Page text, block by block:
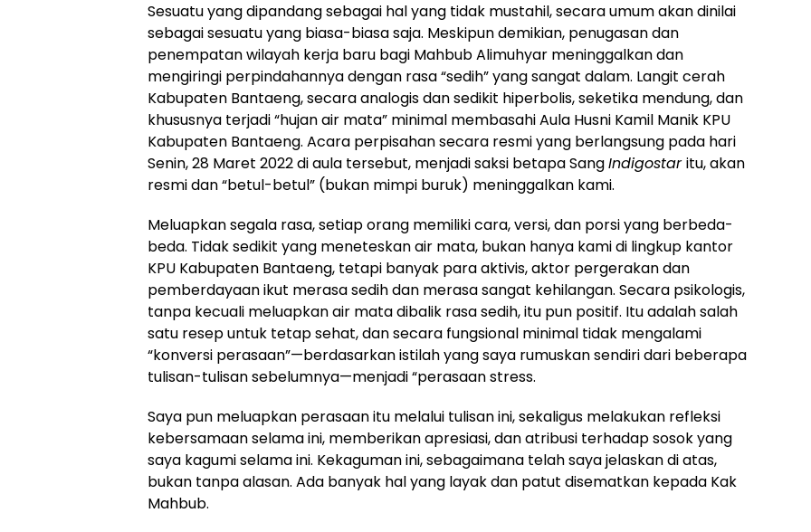
Sesuatu yang dipandang sebagai hal yang tidak mustahil, secara umum akan dinilai
sebagai sesuatu yang biasa-biasa saja. Meskipun demikian, penugasan dan
penempatan wilayah kerja baru bagi Mahbub Alimuhyar meninggalkan dan
mengiringi perpindahannya dengan rasa “sedih” yang sangat dalam. Langit cerah
Kabupaten Bantaeng, secara analogis dan sedikit hiperbolis, seketika mendung, dan
khususnya terjadi “hujan air mata” minimal membasahi Aula Husni Kamil Manik KPU
Kabupaten Bantaeng. Acara perpisahan secara resmi yang berlangsung pada hari
Senin, 28 Maret 2022 di aula tersebut, menjadi saksi betapa SangIndigostaritu, akan
resmi dan “betul-betul” (bukan mimpi buruk) meninggalkan kami.
Meluapkan segala rasa, setiap orang memiliki cara, versi, dan porsi yang berbeda-
beda. Tidak sedikit yang meneteskan air mata, bukan hanya kami di lingkup kantor
KPU Kabupaten Bantaeng, tetapi banyak para aktivis, aktor pergerakan dan
pemberdayaan ikut merasa sedih dan merasa sangat kehilangan. Secara psikologis,
tanpa kecuali meluapkan air mata dibalik rasa sedih, itu pun positif. Itu adalah salah
satu resep untuk tetap sehat, dan secara fungsional minimal tidak mengalami
“konversi perasaan”—berdasarkan istilah yang saya rumuskan sendiri dari beberapa
tulisan-tulisan sebelumnya—menjadi “perasaan stress.
Saya pun meluapkan perasaan itu melalui tulisan ini, sekaligus melakukan refleksi
kebersamaan selama ini, memberikan apresiasi, dan atribusi terhadap sosok yang
saya kagumi selama ini. Kekaguman ini, sebagaimana telah saya jelaskan di atas,
bukan tanpa alasan. Ada banyak hal yang layak dan patut disematkan kepada Kak
Mahbub.